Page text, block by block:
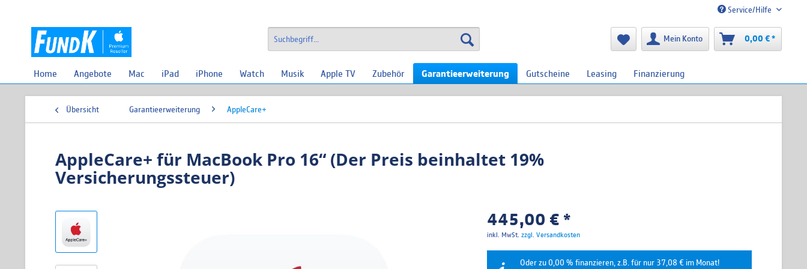
Service/Hilfe
Mein Konto 0,00 € *
Home Angebote Mac iPad iPhone Watch Musik Apple TV Zubehör Garantieerweiterung Gutscheine Leasing Finanzierung
Übersicht Garantieerweiterung AppleCare+
AppleCare+ für MacBook Pro 16“ (Der Preis beinhaltet 19%
Versicherungssteuer)
445,00 € *
inkl. MwSt.zzgl. Versandkosten
Oder zu 0,00 % finanzieren, z.B. für nur 37,08 € im Monat!